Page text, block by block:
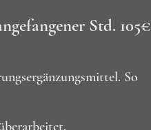
Std. 105€
So